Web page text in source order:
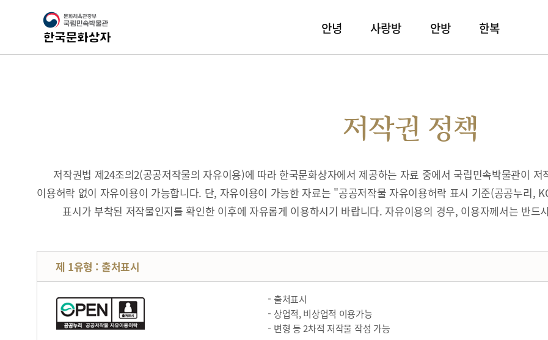
안녕 사랑방 안방 한복
저작권 정책
저작권법 제24조의2(공공저작물의 자유이용)에 따라 한국문화상자에서 제공하는 자료 중에서 국립민속박물관이
이용허락 없이 자유이용이 가능합니다. 단, 자유이용이 가능한 자료는 "공공저작물 자유이용허락 표시 기준(공공누리,
표시가 부착된 저작물인지를 확인한 이후에 자유롭게 이용하시기 바랍니다. 자유이용의 경우, 이용자께서는 반
제 1유형 : 출처표시
출처표시
상업적, 비상업적 이용가능
변형 등 2차적 저작물 작성 가능